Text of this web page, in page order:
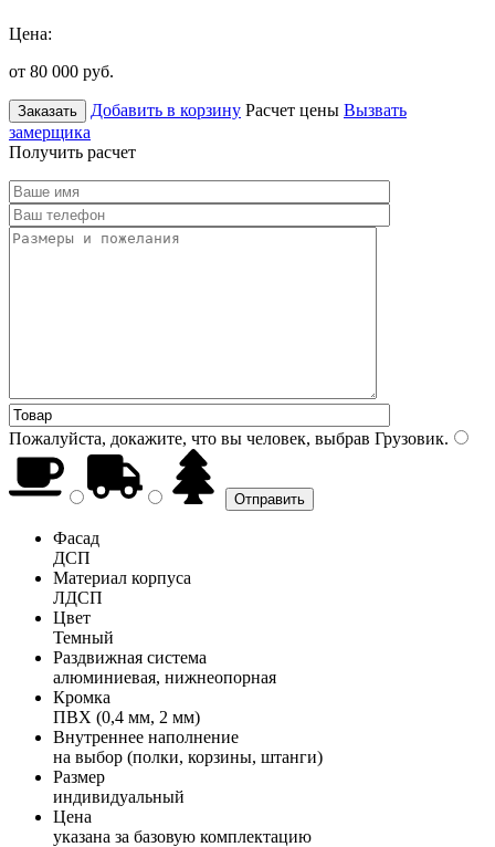
Цена:
от 80 000 руб.
Заказать Добавить в корзину Расчет цены Вызвать
замерщика
Получить расчет
Пожалуйста, докажите, что вы человек, выбрав Грузовик.
Фасад
ДСП
Материал корпуса
ЛДСП
Цвет
Темный
Раздвижная система
алюминиевая, нижнеопорная
Кромка
ПВХ (0,4 мм, 2 мм)
Внутреннее наполнение
на выбор (полки, корзины, штанги)
Размер
индивидуальный
Цена
указана за базовую комплектацию